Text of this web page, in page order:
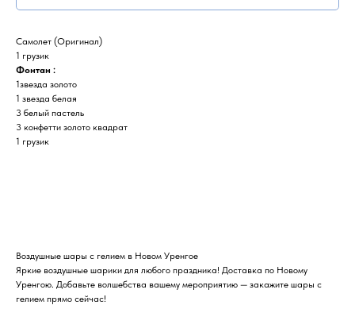
Самолет (Оригинал)
1 грузик
Фонтан :
1звезда золото
1 звезда белая
3 белый пастель
3 конфетти золото квадрат
1 грузик
Воздушные шары с гелием в Новом Уренгое
Яркие воздушные шарики для любого праздника! Доставка по Новому
Уренгою. Добавьте волшебства вашему мероприятию — закажите шары с
гелием прямо сейчас!